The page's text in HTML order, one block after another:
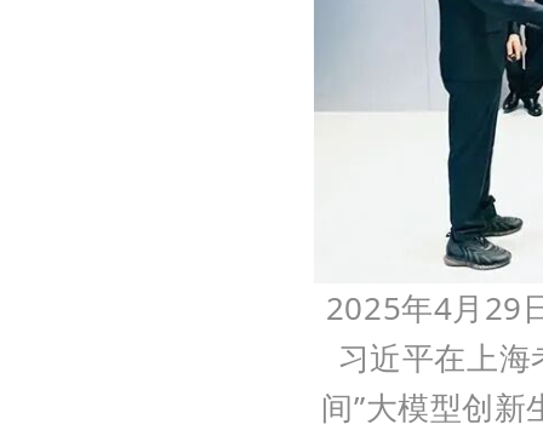
2025年4月29
习近平在上
间”大模型创